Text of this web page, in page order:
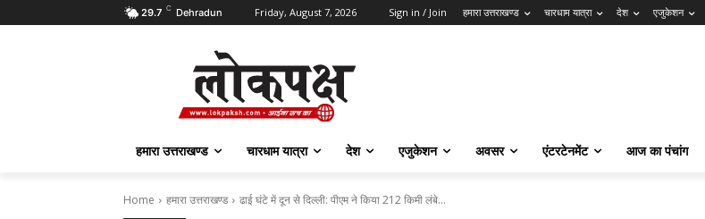
29.7 C Dehradun Friday, August 7, 2026 Sign in / Join हमारा उत्तराखण्ड चारधाम यात्रा देश एजुकेशन
हमारा उत्तराखण्ड चारधाम यात्रा देश एजुकेशन अवसर एंटरटेनमेंट आज का पंचांग
Home हमारा उत्तराखण्ड ढाई घंटे में दून से दिल्ली: पीएम ने किया 212 किमी लंबे...